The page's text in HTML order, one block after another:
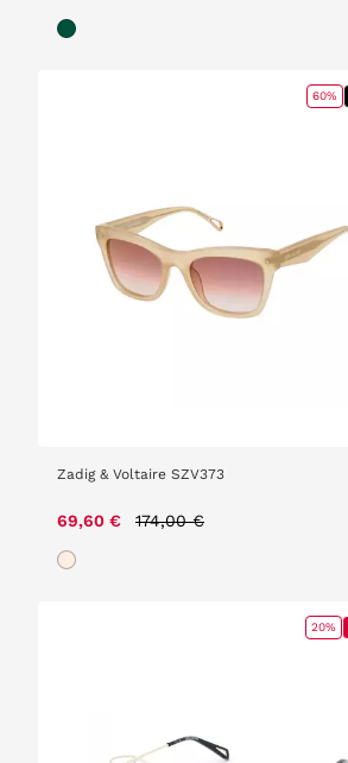
Zadig & Voltaire SZV373
69,60 € Price reduced from
174,00 €
60%
20%